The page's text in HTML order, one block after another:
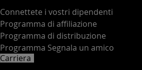
Connettete i vostri dipendenti
Programma di affiliazione
Programma di distribuzione
Programma Segnala un amico
Carriera